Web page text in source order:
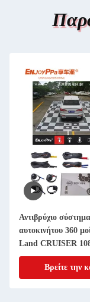
Αντιβρύχιο
αυτοκινήτου 360
Land CRUISER
Βρείτε την